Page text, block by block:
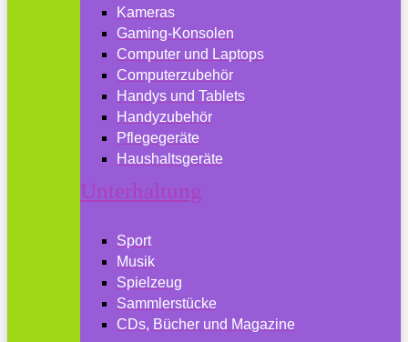
Kameras
Gaming-Konsolen
Computer und Laptops
Computerzubehör
Handys und Tablets
Handyzubehör
Pflegegeräte
Haushaltsgeräte
Unterhaltung
Sport
Musik
Spielzeug
Sammlerstücke
CDs, Bücher und Magazine